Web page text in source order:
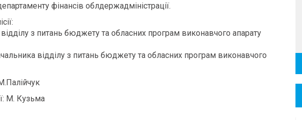
фінансів облдержадміністрації.
з питань бюджету та обласних програм виконавчого апарату
відділу з питань бюджету та обласних програм виконавчого
М. Кузьма